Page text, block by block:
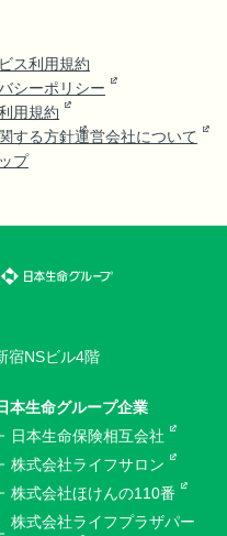
ス利用規約
シーポリシー
用規約
する方針運営会社について
プ
宿NSビル4階
本生命グループ企業
日本生命保険相互会社
株式会社ライフサロン
株式会社ほけんの110番
株式会社ライフプラザパー